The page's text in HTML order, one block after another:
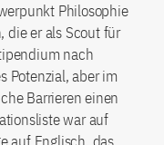
Philosophie
die er als Scout für
nach
Potenzial, aber im
Barrieren einen
war auf